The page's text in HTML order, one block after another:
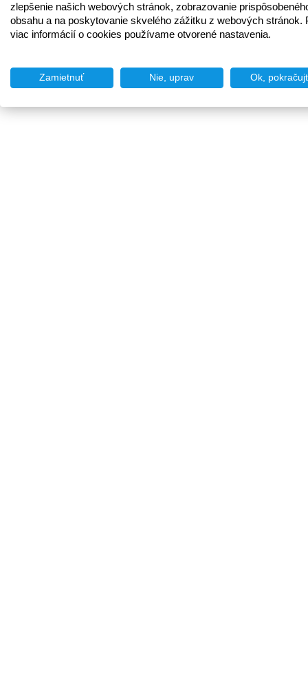
zlepšenie našich webových stránok, zobrazovanie
obsahu a na poskytovanie skvelého zážitku z webových stránok.
viac informácií o cookies používame otvorené nastavenia.
Zamietnuť Nie, uprav Ok,